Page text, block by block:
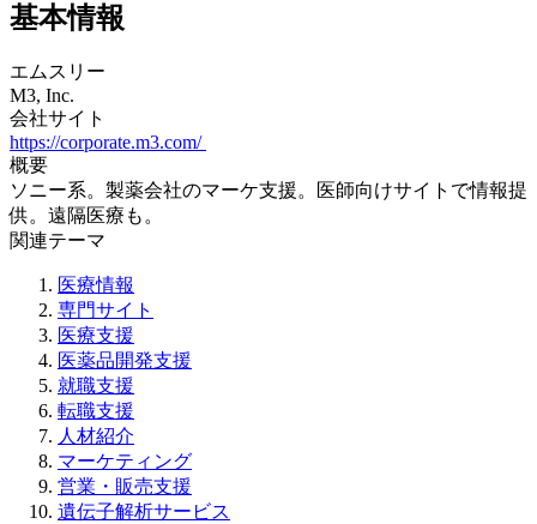
基本情報
エムスリー
M3, Inc.
会社サイト
https://corporate.m3.com/
概要
ソニー系。製薬会社のマーケ支援。医師向けサイトで情報提
供。遠隔医療も。
関連テーマ
医療情報
専門サイト
医療支援
医薬品開発支援
就職支援
転職支援
人材紹介
マーケティング
営業・販売支援
遺伝子解析サービス